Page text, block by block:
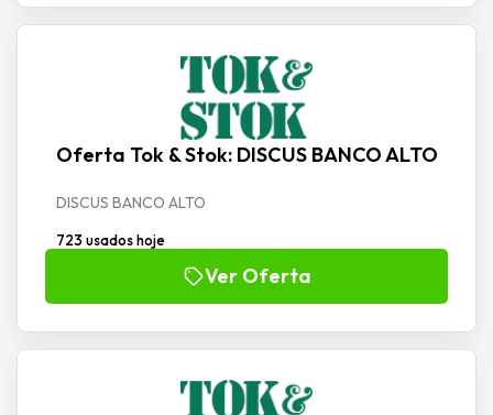
Oferta Tok & Stok: DISCUS BANCO ALTO
DISCUS BANCO ALTO
723 usados hoje
Ver Oferta